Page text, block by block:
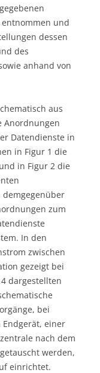
und
dessen
des
anhand von
aus
Anordnungen
Datendienste in
in Figur 1 die
in Figur 2 die
demgegenüber
zum
In den
zwischen
gezeigt bei
dargestellten
bei
einer
nach dem
werden,
einrichtet.